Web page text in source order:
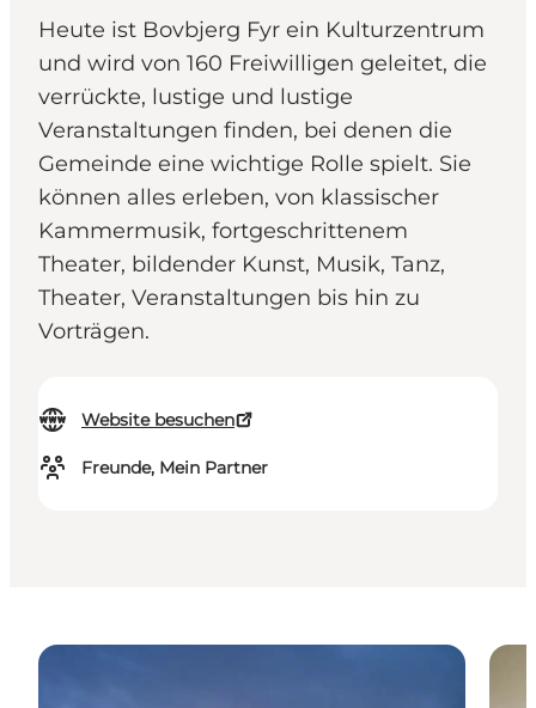
Heute ist Bovbjerg Fyr ein Kulturzentrum
und wird von 160 Freiwilligen geleitet, die
verrückte, lustige und lustige
Veranstaltungen finden, bei denen die
Gemeinde eine wichtige Rolle spielt. Sie
können alles erleben, von klassischer
Kammermusik, fortgeschrittenem
Theater, bildender Kunst, Musik, Tanz,
Theater, Veranstaltungen bis hin zu
Vorträgen.
Website besuchen
Freunde, Mein Partner